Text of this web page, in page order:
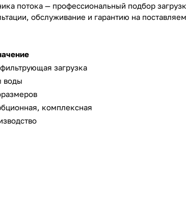
потока — профессиональный подбор
обслуживание и гарантию на
загрузка
воды
комплексная